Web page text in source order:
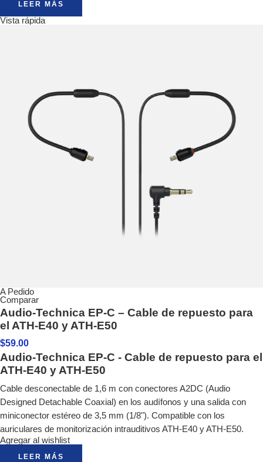
LEER MÁS
Vista rápida
A Pedido
Comparar
Audio-Technica EP-C – Cable de repuesto para
el ATH-E40 y ATH-E50
$59.00
Audio-Technica EP-C - Cable de repuesto para el
ATH-E40 y ATH-E50
Cable desconectable de 1,6 m con conectores A2DC (Audio
Designed Detachable Coaxial) en los audífonos y una salida con
miniconector estéreo de 3,5 mm (1/8"). Compatible con los
auriculares de monitorización intrauditivos ATH-E40 y ATH-E50.
Agregar al wishlist
LEER MÁS